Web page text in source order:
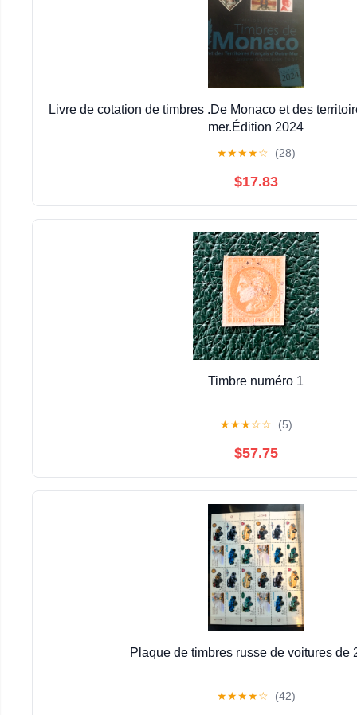
Livre de cotation de timbres .De Monaco et des
mer.Édition 2024
★★★★☆ (28)
$17.83
Timbre numéro 1
★★★☆☆ (5)
$57.75
Plaque de timbres russe de voitures de
★★★★☆ (42)